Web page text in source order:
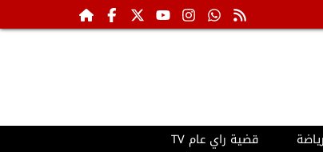
رياضة قضية راي عام TV